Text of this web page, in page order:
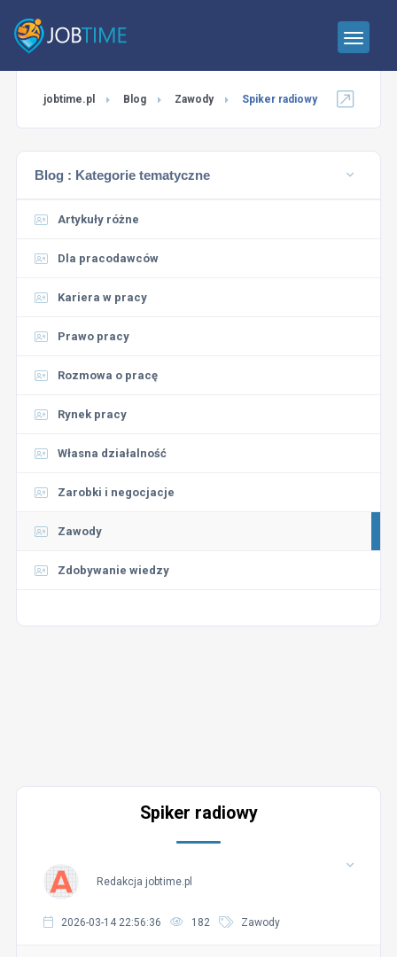
jobtime.pl Blog Zawody Spiker radiowy
Blog : Kategorie tematyczne
Artykuły różne
Dla pracodawców
Kariera w pracy
Prawo pracy
Rozmowa o pracę
Rynek pracy
Własna działalność
Zarobki i negocjacje
Zawody
Zdobywanie wiedzy
Spiker radiowy
Redakcja jobtime.pl
2026-03-14 22:56:36 182 Zawody